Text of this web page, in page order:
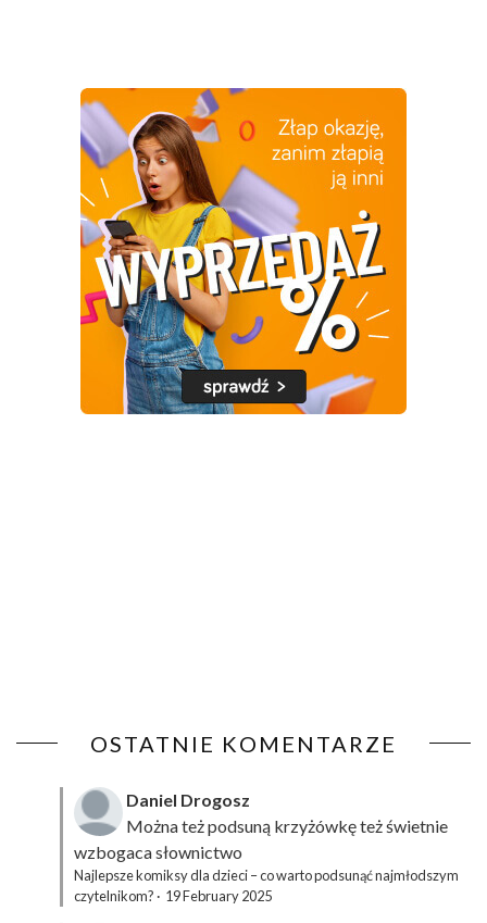
OSTATNIE KOMENTARZE
Daniel Drogosz
Można też podsuną krzyżówkęteż świetnie
wzbogaca słownictwo
Najlepsze komiksy dla dzieci – co warto podsunąć najmłodszym
czytelnikom? · 19 February 2025